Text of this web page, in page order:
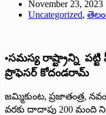
November 23, 2023
Uncategorized,
•సమస్య రాష్ట్రాన్ని పట్టి
ప్రొఫెసర్‌ ‌కోదండరామ్‌
‌జమ్మికుంట, ప్రజాతంత్ర,
వరకు దాదాపు 200 మంది